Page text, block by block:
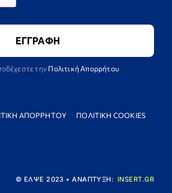
την Πολιτική Απορρήτου
ΑΠΟΡΡΗΤΟΥ ΠΟΛΙΤΙΚΗ COOKIES
© ΕΛΨΕ 2023 • ΑΝΑΠΤΥΞΗ:INSERT.GR